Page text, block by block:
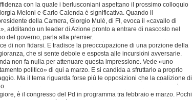
con la quale i berlusconiani aspettano il prossimo colloquio
Meloni e Carlo Calenda è significativa. Quando il
della Camera, Giorgio Mulè, di FI, evoca il «cavallo di
additando un leader di Azione pronto a entrare di nascosto nel
del governo, parla alla premier.
di non fidarsi. E tradisce la preoccupazione di una porzione della
che si sente debole e esposta alle incursioni avversarie.
non fa nulla per attenuare questa impressione. Vede «uno
politico» di qui a marzo. E si candida a sfruttarlo a proprio
Ma il tema riguarda forse più le opposizioni che la coalizione di
è il congresso del Pd in programma tra febbraio e marzo. Pochi